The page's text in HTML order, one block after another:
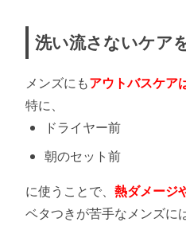
洗い流さないケア
メンズにもアウトバスケア
特に、
ドライヤー前
朝のセット前
に使うことで、 熱ダメージ
ベタつきが苦手なメンズには